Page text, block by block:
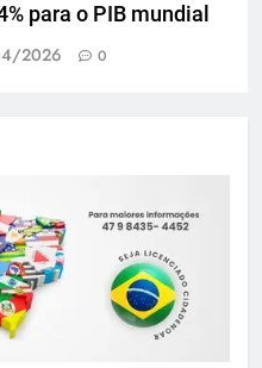
para o PIB mundial
2026 0